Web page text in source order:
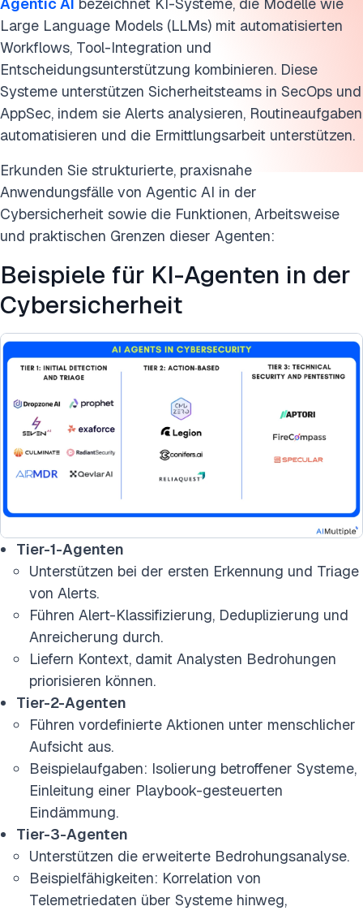
Large Language Models (LLMs) mit automatisierten
Workflows, Tool-Integration und
Entscheidungsunterstützung kombinieren. Diese
Systeme unterstützen Sicherheitsteams in SecOps und
AppSec, indem sie Alerts analysieren, Routineaufgaben
automatisieren und die Ermittlungsarbeit unterstützen.
Erkunden Sie strukturierte, praxisnahe
Anwendungsfälle von Agentic AI in der
Cybersicherheit sowie die Funktionen, Arbeitsweise
und praktischen Grenzen dieser Agenten:
Beispiele für KI-Agenten in der
Cybersicherheit
Tier-1-Agenten
Unterstützen bei der ersten Erkennung und Triage
von Alerts.
Führen Alert-Klassifizierung, Deduplizierung und
Anreicherung durch.
Liefern Kontext, damit Analysten Bedrohungen
priorisieren können.
Tier-2-Agenten
Führen vordefinierte Aktionen unter menschlicher
Aufsicht aus.
Beispielaufgaben: Isolierung betroffener Systeme,
Einleitung einer Playbook-gesteuerten
Eindämmung.
Tier-3-Agenten
Unterstützen die erweiterte Bedrohungsanalyse.
Beispielfähigkeiten: Korrelation von
Telemetriedaten über Systeme hinweg,
Weiterführende Literatur
Diese Forschung zitieren